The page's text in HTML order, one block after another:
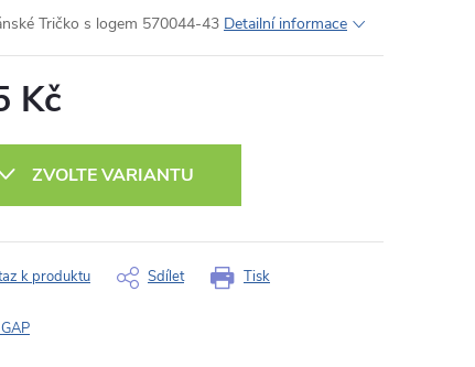
Tričko s logem 570044-43 Detailní informace
Kč
ZVOLTE VARIANTU
Tisk
k produktu Sdílet
GAP